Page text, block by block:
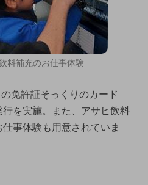
料補充のお仕事体験
免許証そっくりのカード
行を実施。また、アサヒ飲料
事体験も用意されていま